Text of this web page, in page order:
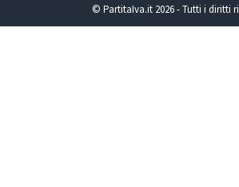
© PartitaIva.it 2026 - Tutti i diritti